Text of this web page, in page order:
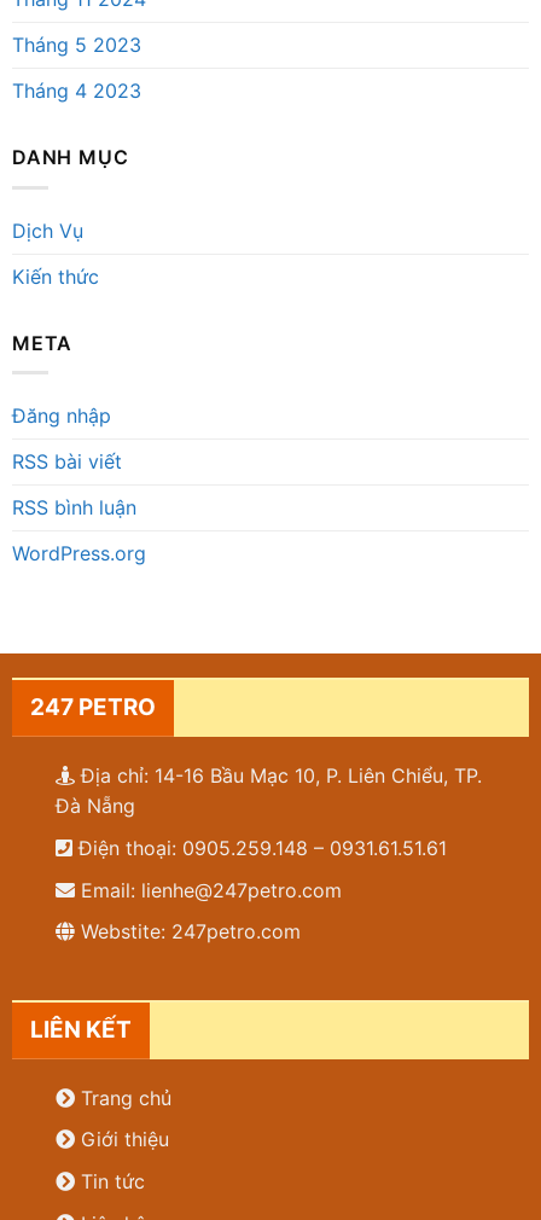
Tháng 5 2023
Tháng 4 2023
DANH MỤC
Dịch Vụ
Kiến thức
META
Đăng nhập
RSS bài viết
RSS bình luận
WordPress.org
247 PETRO
Địa chỉ: 14-16 Bầu Mạc 10, P. Liên Chiểu, TP.
Đà Nẵng
Điện thoại: 0905.259.148 – 0931.61.51.61
Email: lienhe@247petro.com
Webstite: 247petro.com
LIÊN KẾT
Trang chủ
Giới thiệu
Tin tức